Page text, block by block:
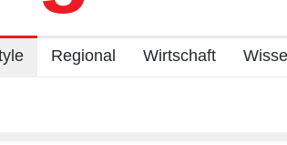
Regional Wirtschaft